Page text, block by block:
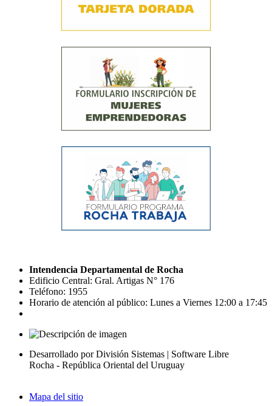
Intendencia Departamental de Rocha
Edificio Central: Gral. Artigas N° 176
Teléfono: 1955
Horario de atención al público: Lunes a Viernes 12:00 a 17:45
Desarrollado por División Sistemas | Software Libre
Rocha - República Oriental del Uruguay
Mapa del sitio